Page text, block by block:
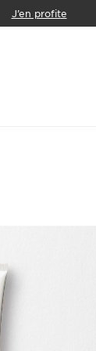
J’en profite